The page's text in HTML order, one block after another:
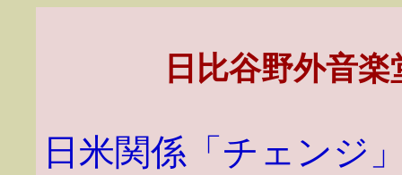
日比谷野外音
日米関係「チェンジ